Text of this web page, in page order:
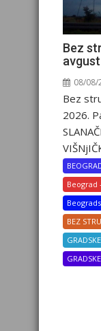
Bez
avgust
08/08/
Bez
2026.
Beograd
BEZ